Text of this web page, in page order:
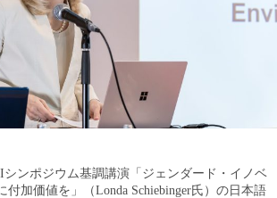
シンポジウム基調講演「ジェンダード・イノベ
付加価値を」（Londa Schiebinger氏）の日本語